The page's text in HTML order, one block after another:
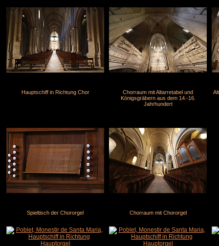
Hauptschiff in Richtung Chor
Chorraum mit Altarretabel und
Königsgräbern aus dem 14.-16.
Jahrhundert
Spieltisch der Chororgel Chorraum mit Chororgel